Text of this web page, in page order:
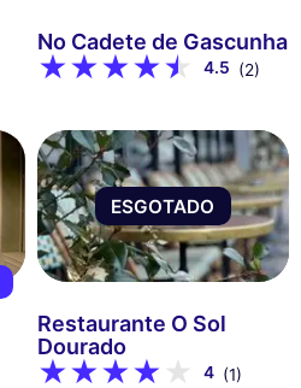
No Cadete de Gascunha
4.5 (2)
ESGOTADO
Restaurante O Sol
Dourado
4 (1)